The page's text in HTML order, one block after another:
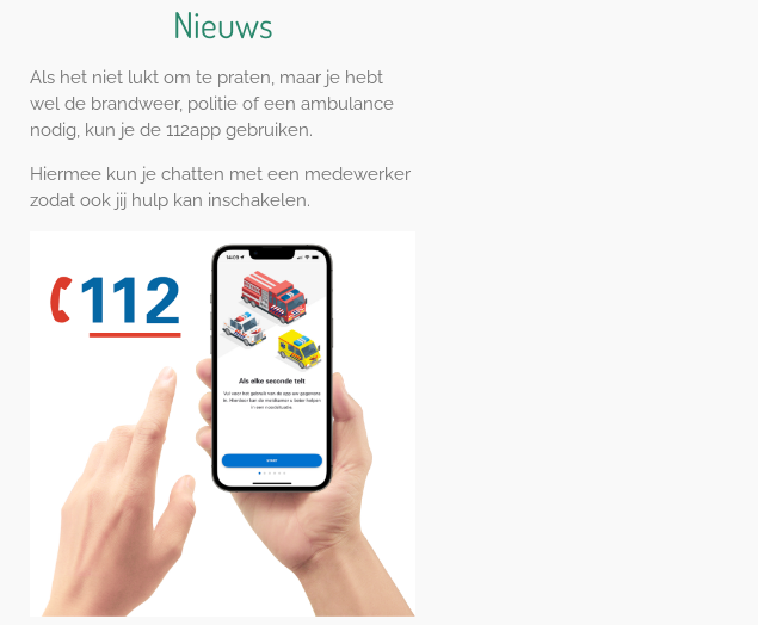
Nieuws
Als het niet lukt om te praten, maar je hebt
wel de brandweer, politie of een ambulance
nodig, kun je de 112app gebruiken.
Hiermee kun je chatten met een medewerker
zodat ook jij hulp kan inschakelen.